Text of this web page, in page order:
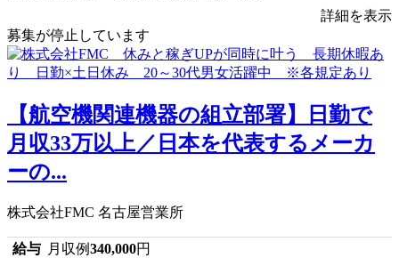
詳細を表示
募集が停止しています
【航空機関連機器の組立部署】日勤で
月収33万以上／日本を代表するメーカ
ーの...
株式会社FMC 名古屋営業所
給与 月収例340,000円